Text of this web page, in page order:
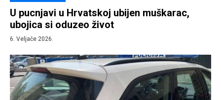
U pucnjavi u Hrvatskoj ubijen muškarac,
ubojica si oduzeo život
6. Veljače 2026.